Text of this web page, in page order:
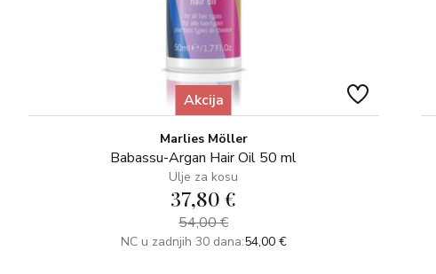
Akcija
Marlies Möller
Babassu-Argan Hair Oil 50 ml
Ulje za kosu
37,80 €
54,00 €
NC u zadnjih 30 dana:54,00 €